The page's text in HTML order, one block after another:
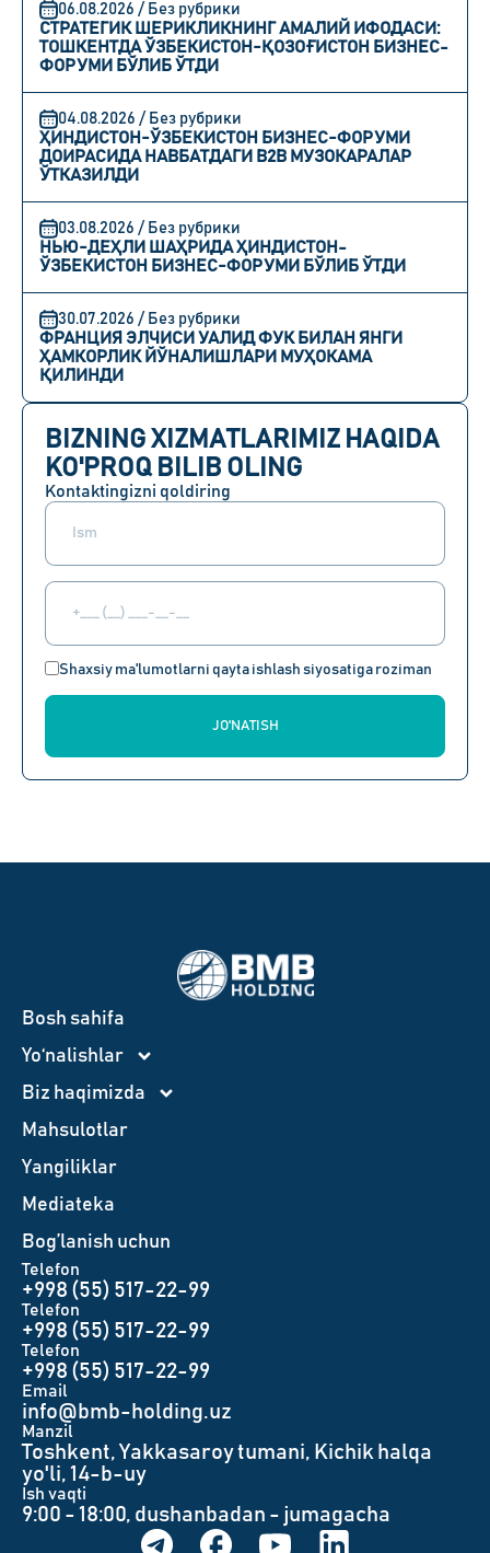
06.08.2026 / Без рубрики
СТРАТЕГИК ШЕРИКЛИКНИНГ АМАЛИЙ ИФОДАСИ:
ТОШКЕНТДА ЎЗБЕКИСТОН-ҚОЗОҒИСТОН БИЗНЕС-
ФОРУМИ БЎЛИБ ЎТДИ
04.08.2026 / Без рубрики
ҲИНДИСТОН-ЎЗБЕКИСТОН БИЗНЕС-ФОРУМИ
ДОИРАСИДА НАВБАТДАГИ B2B МУЗОКАРАЛАР
ЎТКАЗИЛДИ
03.08.2026 / Без рубрики
НЬЮ-ДЕҲЛИ ШАҲРИДА ҲИНДИСТОН-
ЎЗБЕКИСТОН БИЗНЕС-ФОРУМИ БЎЛИБ ЎТДИ
30.07.2026 / Без рубрики
ФРАНЦИЯ ЭЛЧИСИ УАЛИД ФУК БИЛАН ЯНГИ
ҲАМКОРЛИК ЙЎНАЛИШЛАРИ МУҲОКАМА
ҚИЛИНДИ
BIZNING XIZMATLARIMIZ HAQIDA
KO'PROQ BILIB OLING
Kontaktingizni qoldiring
Shaxsiy ma'lumotlarni qayta ishlash siyosatiga roziman
JO'NATISH
Bosh sahifa
Yo‘nalishlar
Biz haqimizda
Mahsulotlar
Yangiliklar
Mediateka
Bog’lanish uchun
Telefon
+998 (55) 517-22-99
Telefon
+998 (55) 517-22-99
Telefon
+998 (55) 517-22-99
Email
info@bmb-holding.uz​
Manzil
Toshkent, Yakkasaroy tumani, Kichik halqa
yo'li, 14-b-uy
Ish vaqti
9:00 - 18:00, dushanbadan - jumagacha